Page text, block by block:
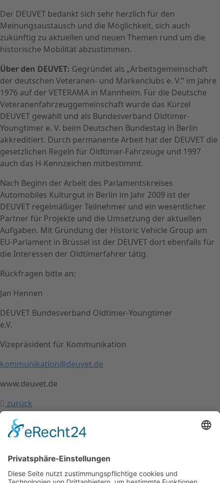
Der DEUVET bedankt sich sehr herzlich für den
Meinungsaustausch und die Möglichkeit, sich auch
zukünftig zu aktuellen und neuen Themen rund um die
historische Mobilität abzustimmen.
Über den DEUVET: Gegründet als „Arbeitsgemeinschaft
der deutschen Veteranen- und Markenclubs e. V.“ im Jahre
1976 auf der VETERAMA in Mannheim. Für die Deutsche
Veteranenfahrzeuggemeinschaft wurde das Kürzel
DEUVET gewählt und als Bundesverband Oldtimer-
Youngtimer e. V. beim Deutschen Bundestag in Berlin
akkreditiert. Durch permanente Arbeit hat der DEUVET die
gesetzlichen Regeln für Oldtimer-Fahrzeuge und 1997
auch das H-Kennzeichen mitbestimmt.
Nach Beginn der Arbeit des Parlamentskreises
Automobiles Kulturgut in Berlin im Jahr 2009 ist der
DEUVET regelmäßiger Teilnehmer und ein wesentlicher
Partner für Projekte und die Umsetzung der aktuellen
Aufgaben. Mit Gründung der Historic Vehicle Group am
EU-Parlament in Brüssel ist der DEUVET dort ebenfalls für
die Interessen der Oldtimerfahrer tätig.
Rückfragen bitte an:
Jan Hennen
DEUVET Bundesverband Oldtimer-Youngtimer
e.V.
Vizepräsident für Kommunikation
kommunikation@deuvet.de
www.deuvet.de
zurück
Kontakt
Impressum
Mitgliederbereich